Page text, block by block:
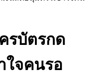
รบัตรกด
ใจคนรอ